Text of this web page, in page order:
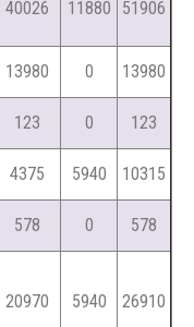
40026 11880 51906
13980 0
13980
123 0
123
4375 5940
10315
578 0
578
20970 5940 26910